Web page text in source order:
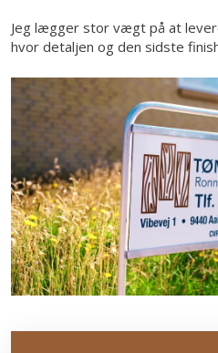
Jeg lægger stor vægt på at
hvor detaljen og den sidste